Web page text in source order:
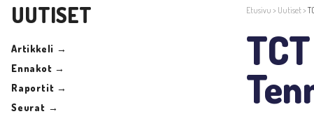
UUTISET
Artikkeli →
Ennakot →
Raportit →
Seurat →
Etusivu > Uutiset>